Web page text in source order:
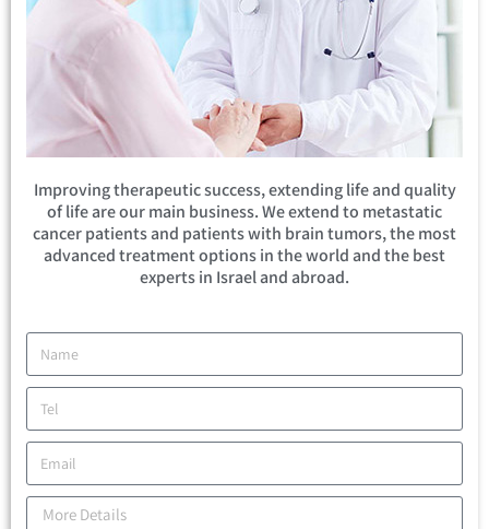
Improving therapeutic success, extending life and quality
of life are our main business. We extend to metastatic
cancer patients and patients with brain tumors, the most
advanced treatment options in the world and the best
experts in Israel and abroad.